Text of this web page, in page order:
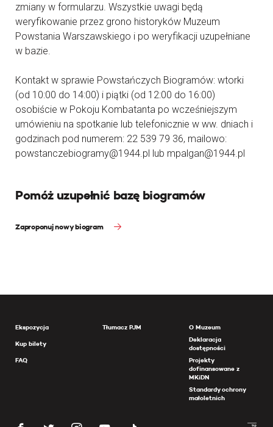
zmiany w formularzu. Wszystkie uwagi będą
weryfikowanie przez grono historyków Muzeum
Powstania Warszawskiego i po weryfikacji uzupełniane
w bazie.
Kontakt w sprawie Powstańczych Biogramów: wtorki
(od 10:00 do 14:00) i piątki (od 12:00 do 16:00)
osobiście w Pokoju Kombatanta po wcześniejszym
umówieniu na spotkanie lub telefonicznie w ww. dniach i
godzinach pod numerem: 22 539 79 36, mailowo:
powstanczebiogramy@1944.pl lub mpalgan@1944.pl
Pomóż uzupełnić bazę biogramów
Zaproponuj nowy biogram
Ekspozycja
Kup bilety
FAQ
Tłumacz PJM
O Muzeum
Deklaracja
dostępności
Projekty
dofinansowane z
MKiDN
Standardy ochrony
małoletnich